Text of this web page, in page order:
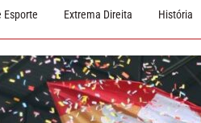
Esporte Extrema Direita História